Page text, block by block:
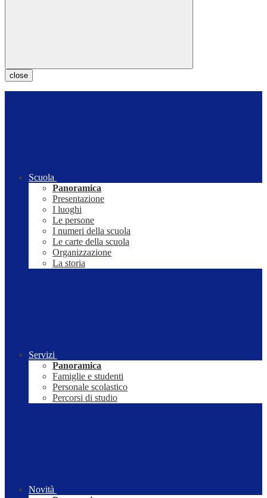
close
Scuola
Panoramica
Presentazione
I luoghi
Le persone
I numeri della scuola
Le carte della scuola
Organizzazione
La storia
Servizi
Panoramica
Famiglie e studenti
Personale scolastico
Percorsi di studio
Novità